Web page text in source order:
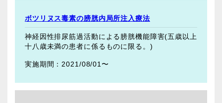
ボツリヌス毒素の膀胱内局所注入療法
神経因性排尿筋過活動による膀胱機能障害(五歳以上
十八歳未満の患者に係るものに限る。)
2021/08/01〜